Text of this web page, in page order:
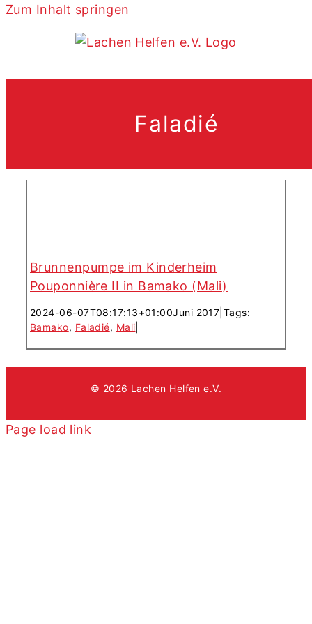
Zum Inhalt springen
Faladié
Brunnenpumpe im Kinderheim
Pouponnière II in Bamako (Mali)
2024-06-07T08:17:13+01:00Juni 2017 Tags:
Bamako, Faladié, Mali
© 2026 Lachen Helfen e.V.
Page load link